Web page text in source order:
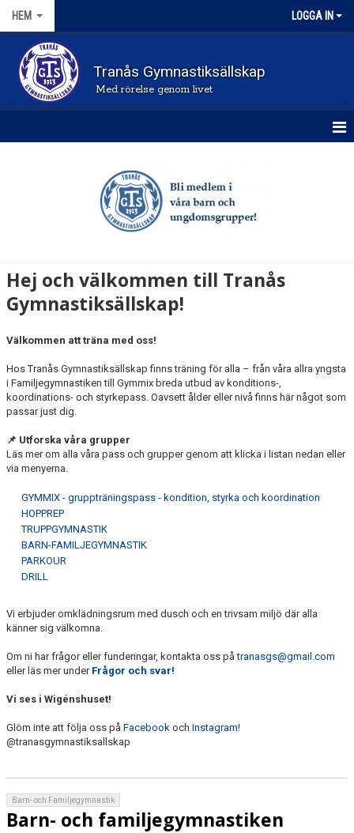
HEM LOGGA IN
Tranås Gymnastiksällskap
Med rörelse genom livet
DOKUMENT
PRISER OCH ANMÄLAN
PASSINFO
ANMÄLAN & BETALNING
KLÄDKOLLEKTION
KALENDER
HYRA LOKAL
Hej och välkommen till Tranås
Gymnastiksällskap!
Välkommen att träna med oss!
Hos Tranås Gymnastiksällskap finns träning för alla – från våra allra yngsta
i Familjegymnastiken till Gymmix breda utbud av konditions-,
koordinations- och styrkepass. Oavsett ålder eller nivå finns här något som
passar just dig.
📌 Utforska våra grupper
Läs mer om alla våra pass och grupper genom att klicka i listan nedan eller
via menyerna.
GYMMIX - gruppträningspass - kondition, styrka och koordination
HOPPREP
TRUPPGYMNASTIK
BARN-FAMILJEGYMNASTIK
PARKOUR
DRILL
Vi erbjuder omklädningsrum med dusch och en trivsam miljö där alla
känner sig välkomna.
Om ni har frågor eller funderingar, kontakta oss påtranasgs@gmail.com
eller läs mer under Frågor och svar!
Vi ses i Wigénshuset!
Glöm inte att följa oss på Facebook och Instagram!
@tranasgymnastiksallskap
Barn- och Familjegymnastik
Barn- och familjegymnastiken